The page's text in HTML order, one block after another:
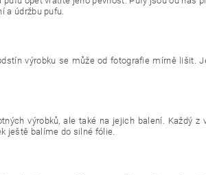
a údržbu pufu.
výrobku se může od fotografie mírně lišit.
výrobků, ale také na jejich balení. Každý
ještě balíme do silné fólie.